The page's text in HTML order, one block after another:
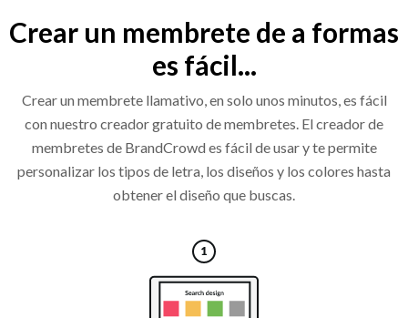
Crear un membrete de a formas
es fácil...
Crear un membrete llamativo, en solo unos minutos, es fácil
con nuestro creador gratuito de membretes. El creador de
membretes de BrandCrowd es fácil de usar y te permite
personalizar los tipos de letra, los diseños y los colores hasta
obtener el diseño que buscas.